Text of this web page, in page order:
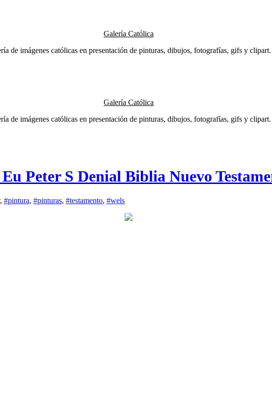
Galería Católica
de imágenes católicas en presentación de pinturas, dibujos, fotografías, gifs y clipart.
Galería Católica
de imágenes católicas en presentación de pinturas, dibujos, fotografías, gifs y clipart.
Peter S Denial Biblia Nuevo
, #pintura, #pinturas, #testamento, #wels